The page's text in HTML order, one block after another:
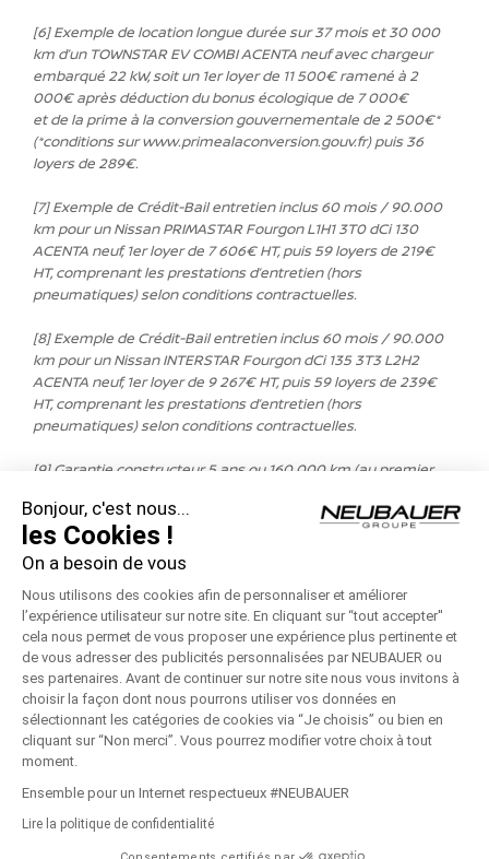
[6] Exemple de location longue durée sur 37 mois et 30 000
km d’un TOWNSTAR EV COMBI ACENTA neuf avec chargeur
embarqué 22 kW, soit un 1er loyer de 11 500€ ramené à 2
000€ après déduction du bonus écologique de 7 000€
et de la prime à la conversion gouvernementale de 2 500€*
(*conditions sur www.primealaconversion.gouv.fr) puis 36
loyers de 289€.
[7] Exemple de Crédit-Bail entretien inclus 60 mois / 90.000
km pour un Nissan PRIMASTAR Fourgon L1H1 3T0 dCi 130
ACENTA neuf, 1er loyer de 7 606€ HT, puis 59 loyers de 219€
HT,comprenant les prestations d’entretien (hors
pneumatiques) selon conditions contractuelles.
[8] Exemple de Crédit-Bail entretien inclus 60 mois / 90.000
km pour un Nissan INTERSTAR Fourgon dCi 135 3T3 L2H2
ACENTA neuf, 1er loyer de 9 267€ HT, puis 59 loyers de 239€
HT,comprenant les prestations d’entretien (hors
pneumatiques) selon conditions contractuelles.
[9] Garantie constructeur 5 ans ou 160 000 km (au premier
utilitaires Nissan.
Les photos et les indications affichées le sont à titre indicatif.
véhicules respectant les spécifications françaises et ne
représentent pas de modèle, finition ou offre spécifiques.
Équipements disponibles en fonction de la version choisie, de
série ou en option(moyennant un coût supplémentaire).
© Copyright2026 - NEUBAUER NISSAN | Réalisé par
Pièces Économie Circulaire
NEUBAUER
Bonjour, c'est nous...
les Cookies !
On a besoin de vous
Nous utilisons des cookies afin de personnaliser et améliorer
l’expérience utilisateur sur notre site. En cliquant sur “tout accepter''
cela nous permet de vous proposer une expérience plus pertinente et
de vous adresser des publicités personnalisées par NEUBAUER ou
ses partenaires. Avant de continuer sur notre site nous vous invitons à
choisir la façon dont nous pourrons utiliser vos données en
sélectionnant les catégories de cookies via “Je choisis” ou bien en
cliquant sur “Non merci”. Vous pourrez modifier votre choix à tout
moment.
Ensemble pour un Internet respectueux #NEUBAUER
Lire la politique de confidentialité